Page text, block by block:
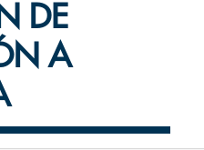
DE
A